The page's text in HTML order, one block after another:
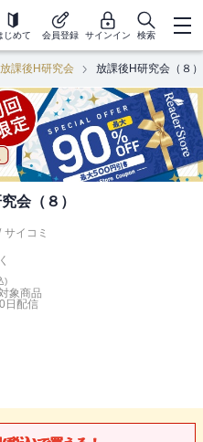
じめて 会員登録 サインイン 検索
放課後H研究会 放課後H研究会（８）
会（８）
サイコミ
)
象商品
日 配信